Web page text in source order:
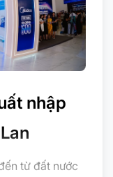
nhập
từ đất nước